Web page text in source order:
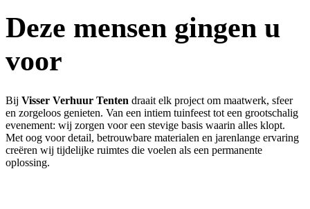
Deze mensen gingen u
voor
Bij Visser Verhuur Tenten draait elk project om maatwerk, sfeer
en zorgeloos genieten. Van een intiem tuinfeest tot een grootschalig
evenement: wij zorgen voor een stevige basis waarin alles klopt.
Met oog voor detail, betrouwbare materialen en jarenlange ervaring
creëren wij tijdelijke ruimtes die voelen als een permanente
oplossing.